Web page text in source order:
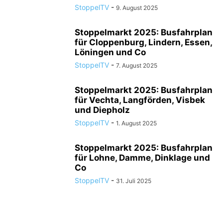
StoppelTV - 9. August 2025
Stoppelmarkt 2025: Busfahrplan
für Cloppenburg, Lindern, Essen,
Löningen und Co
StoppelTV - 7. August 2025
Stoppelmarkt 2025: Busfahrplan
für Vechta, Langförden, Visbek
und Diepholz
StoppelTV - 1. August 2025
Stoppelmarkt 2025: Busfahrplan
für Lohne, Damme, Dinklage und
Co
StoppelTV - 31. Juli 2025